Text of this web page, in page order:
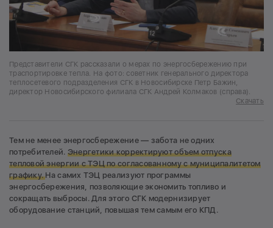
Представители СГК рассказали о мерах по энергосбережению при
траспортировке тепла. На фото: советник генерального директора
теплосетевого подразделения СГК в Новосибирске Петр Бажин,
директор Новосибирского филиала СГК Андрей Колмаков (справа).
Скачать
Тем не менее энергосбережение — забота не одних
потребителей. Энергетики корректируют объем отпуска
тепловой энергии с ТЭЦ по согласованному с муниципалитетом
графику.На самих ТЭЦ реализуют программы
энергосбережения, позволяющие экономить топливо и
сокращать выбросы. Для этого СГК модернизирует
оборудование станций, повышая тем самым его КПД.